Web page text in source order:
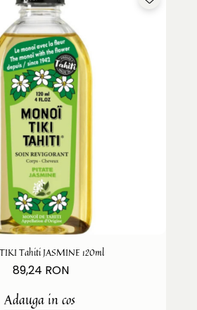
Tahiti JASMINE 120ml
89,24 RON
Adauga in cos